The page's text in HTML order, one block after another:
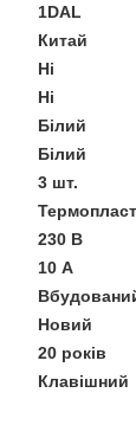
1DAL
Китай
Ні
Ні
Білий
Білий
3 шт.
230 В
10 А
Новий
20 років
Клавішний